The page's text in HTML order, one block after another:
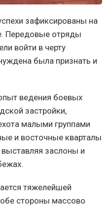
зафиксированы на
Передовые отряды
войти в черту
была признать и
ведения боевых
застройки,
малыми группами
и восточные кварталы
заслоны и
тяжелейшей
стороны массово